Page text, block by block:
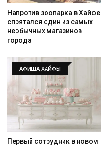
Напротив зоопарка в Хайфе
спрятался один из самых
необычных магазинов
города
АФИША ХАЙФЫ
Первый сотрудник в новом